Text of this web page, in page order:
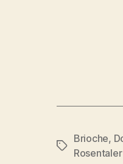
Schlagwörter
Brioche,